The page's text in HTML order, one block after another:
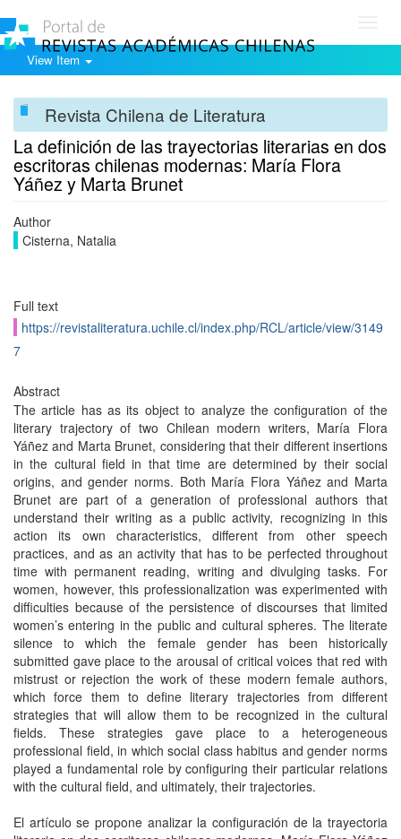
View Item
Revista Chilena de Literatura
La definición de las trayectorias literarias en dos
escritoras chilenas modernas: María Flora
Yáñez y Marta Brunet
Author
Cisterna, Natalia
Full text
https://revistaliteratura.uchile.cl/index.php/RCL/article/view/3149
7
Abstract
The article has as its object to analyze the configuration of the
literary trajectory of two Chilean modern writers, María Flora
Yáñez and Marta Brunet, considering that their different insertions
in the cultural field in that time are determined by their social
origins, and gender norms. Both María Flora Yáñez and Marta
Brunet are part of a generation of professional authors that
understand their writing as a public activity, recognizing in this
action its own characteristics, different from other speech
practices, and as an activity that has to be perfected throughout
time with permanent reading, writing and divulging tasks. For
women, however, this professionalization was experimented with
difficulties because of the persistence of discourses that limited
women’s entering in the public and cultural spheres. The literate
silence to which the female gender has been historically
submitted gave place to the arousal of critical voices that red with
mistrust or rejection the work of these modern female authors,
which force them to define literary trajectories from different
strategies that will allow them to be recognized in the cultural
fields. These strategies gave place to a heterogeneous
professional field, in which social class habitus and gender norms
played a fundamental role by configuring their particular relations
with the cultural field, and ultimately, their trajectories.
El artículo se propone analizar la configuración de la trayectoria